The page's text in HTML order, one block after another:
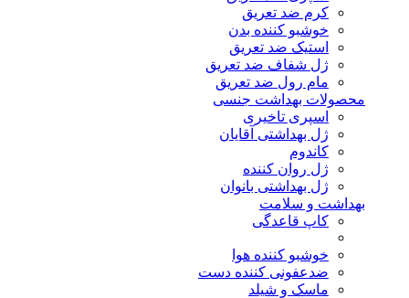
کرم ضد تعریق
خوشبو کننده بدن
استیک ضد تعریق
ژل شفاف ضد تعریق
مام رول ضد تعریق
محصولات بهداشت جنسی
اسپری تاخیری
ژل بهداشتی آقایان
کاندوم
ژل روان کننده
ژل بهداشتی بانوان
بهداشت و سلامت
کاپ قاعدگی
خوشبو کننده هوا
ضدعفونی کننده دست
ماسک و شیلد